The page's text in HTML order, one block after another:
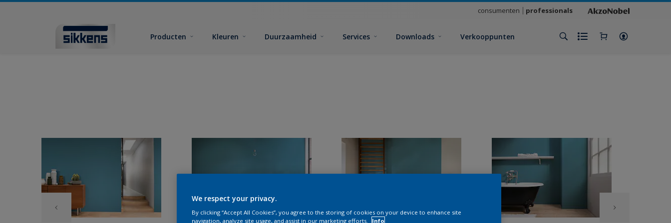
consumenten professionals
Producten Kleuren Duurzaamheid Services Downloads Verkooppunten
We respect your privacy.
By clicking “Accept All Cookies”, you agree to the storing of cookies on your device to enhance site
navigation, analyze site usage, and assist in our marketing efforts.
Info